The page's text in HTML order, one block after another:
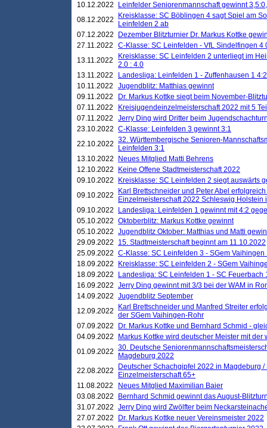
10.12.2022
Leinfelder Seniorenmannschaft gewinnt
08.12.2022
Kreisklasse: SC Böblingen 4 sagt Spiel am
Leinfelden 2 ab
07.12.2022
Dezember Blitzturnier Dr. Markus Kottke
27.11.2022
C-Klasse: SC Leinfelden - VfL Sindelfingen 4
13.11.2022
Kreisklasse: SC Leinfelden 2 unterliegt im
2.0 : 4.0
13.11.2022
Landesliga: Leinfelden 1 - Zuffenhausen 1 4:2
10.11.2022
Jugendblitz: Matthias gewinnt
09.11.2022
Dr. Markus Kottke siegt beim November-
07.11.2022
Kreisjugendeinzelmeisterschaft 2022 mit 5
07.11.2022
Jerry Ding wird Dritter beim
23.10.2022 C-Klasse: Leinfelden 3 gewinnt 3:1
22.10.2022 32. Württembergische Senioren-
Leinfelden 3:1
13.10.2022
Neues Mitglied Matti Behrens
12.10.2022
Keine Offene Stadtmeisterschaft 2022
09.10.2022
Kreisklasse: SC Leinfelden 2 siegt auswärts
09.10.2022
Karl Brettschneider und Peter Abel
Einzelmeisterschaft 2022 Schleswig Holstein
09.10.2022
Landesliga: Leinfelden 1 gewinnt mit 4:2
05.10.2022 Oktoberblitz: Markus Kottke gewinnt
05.10.2022 Jugendblitz Oktober: Matthias und Matti
29.09.2022
15. Stadtmeisterschaft beginnt am 11.10.2022
25.09.2022 C-Klasse: SC Leinfelden 3 - SGem Vaihingen
18.09.2022
Kreisklasse: SC Leinfelden 2 - SGem
18.09.2022
Landesliga: SC Leinfelden 1 - SC Feuerbach
16.09.2022 Jerry Ding gewinnt mit 3/3 bei der WAM in
14.09.2022 Jugendblitz September
12.09.2022
Karl Brettschneider und Manfred Streiter
der SGem Vaihingen-Rohr
07.09.2022
Dr. Markus Kottke und Bernhard Schmid -
04.09.2022
Markus Kottke wird deutscher Meister mit
01.09.2022 30. Deutsche
Magdeburg 2022
22.08.2022
Deutscher Schachgipfel 2022 in Magdeburg
Einzelmeisterschaft 65+
11.08.2022
Neues Mitglied Maximilian Baier
03.08.2022
Bernhard Schmid gewinnt das August-
31.07.2022 Jerry Ding wird Zwölfter beim
27.07.2022
Dr. Markus Kottke neuer Vereinsmeister 2022